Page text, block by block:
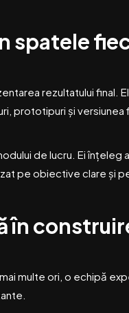
spatele
rezultatului final.
prototipuri și versiunea
de lucru. Ei înțeleg
pe obiective clare și
în
multe ori, o echipă